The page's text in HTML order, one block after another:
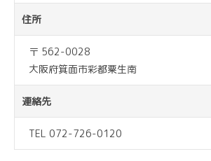
住所
〒 562-0028
大阪府箕面市彩都粟生南
連絡先
TEL 072-726-0120